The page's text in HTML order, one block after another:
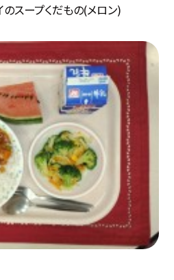
スープくだもの(メロン)